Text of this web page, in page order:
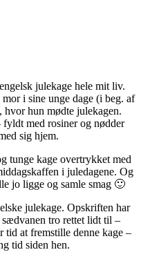
julekage hele mit liv.
i sine unge dage (i beg. af
hvor hun mødte julekagen.
med rosiner og nødder
sig hjem.
tunge kage overtrykket med
i juledagene. Og
jo ligge og samle smag 🙂
julekage. Opskriften har
tro rettet lidt til –
tid at fremstille denne kage –
tid siden hen.